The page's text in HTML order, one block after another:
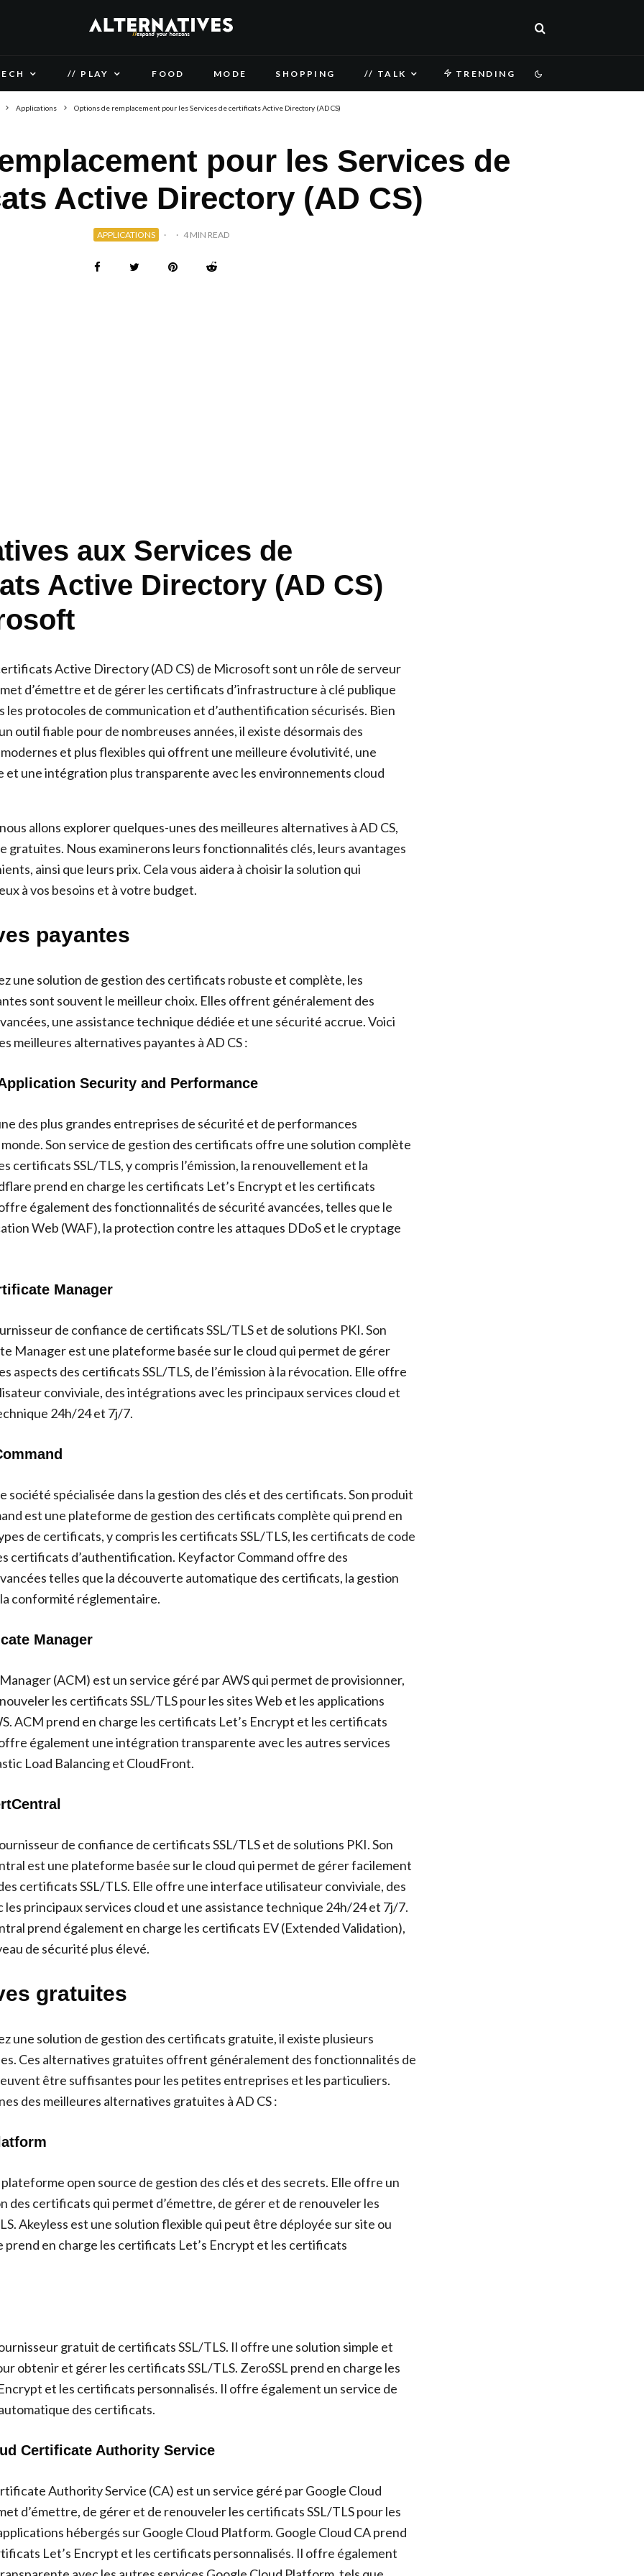
// PLAY FOOD MODE SHOPPING // TALK TRENDING
Applications Options de remplacement pour les Services de certificats Active Directory (AD CS)
pour les Services de
Active Directory (AD CS)
APPLICATIONS · · 4 MIN READ
aux Services de
Active Directory (AD CS)
Active Directory (AD CS) de Microsoft sont un rôle de serveur
d’émettre et de gérer les certificats d’infrastructure à clé publique
les protocoles de communication et d’authentification sécurisés. Bien
outil fiable pour de nombreuses années, il existe désormais des
et plus flexibles qui offrent une meilleure évolutivité, une
et une intégration plus transparente avec les environnements cloud
allons explorer quelques-unes des meilleures alternatives à AD CS,
gratuites. Nous examinerons leurs fonctionnalités clés, leurs avantages
ainsi que leurs prix. Cela vous aidera à choisir la solution qui
à vos besoins et à votre budget.
payantes
une solution de gestion des certificats robuste et complète, les
sont souvent le meilleur choix. Elles offrent généralement des
une assistance technique dédiée et une sécurité accrue. Voici
meilleures alternatives payantes à AD CS :
Security and Performance
des plus grandes entreprises de sécurité et de performances
monde. Son service de gestion des certificats offre une solution complète
certificats SSL/TLS, y compris l’émission, la renouvellement et la
prend en charge les certificats Let’s Encrypt et les certificats
également des fonctionnalités de sécurité avancées, telles que le
Web (WAF), la protection contre les attaques DDoS et le cryptage
Manager
de confiance de certificats SSL/TLS et de solutions PKI. Son
Manager est une plateforme basée sur le cloud qui permet de gérer
aspects des certificats SSL/TLS, de l’émission à la révocation. Elle offre
conviviale, des intégrations avec les principaux services cloud et
24h/24 et 7j/7.
société spécialisée dans la gestion des clés et des certificats. Son produit
est une plateforme de gestion des certificats complète qui prend en
de certificats, y compris les certificats SSL/TLS, les certificats de code
certificats d’authentification. Keyfactor Command offre des
telles que la découverte automatique des certificats, la gestion
conformité réglementaire.
Manager
(ACM) est un service géré par AWS qui permet de provisionner,
les certificats SSL/TLS pour les sites Web et les applications
ACM prend en charge les certificats Let’s Encrypt et les certificats
également une intégration transparente avec les autres services
Load Balancing et CloudFront.
de confiance de certificats SSL/TLS et de solutions PKI. Son
est une plateforme basée sur le cloud qui permet de gérer facilement
certificats SSL/TLS. Elle offre une interface utilisateur conviviale, des
principaux services cloud et une assistance technique 24h/24 et 7j/7.
prend également en charge les certificats EV (Extended Validation),
de sécurité plus élevé.
gratuites
une solution de gestion des certificats gratuite, il existe plusieurs
Ces alternatives gratuites offrent généralement des fonctionnalités de
être suffisantes pour les petites entreprises et les particuliers.
des meilleures alternatives gratuites à AD CS :
open source de gestion des clés et des secrets. Elle offre un
des certificats qui permet d’émettre, de gérer et de renouveler les
Akeyless est une solution flexible qui peut être déployée sur site ou
prend en charge les certificats Let’s Encrypt et les certificats
gratuit de certificats SSL/TLS. Il offre une solution simple et
obtenir et gérer les certificats SSL/TLS. ZeroSSL prend en charge les
et les certificats personnalisés. Il offre également un service de
des certificats.
Certificate Authority Service
Authority Service (CA) est un service géré par Google Cloud
d’émettre, de gérer et de renouveler les certificats SSL/TLS pour les
hébergés sur Google Cloud Platform. Google Cloud CA prend
Let’s Encrypt et les certificats personnalisés. Il offre également